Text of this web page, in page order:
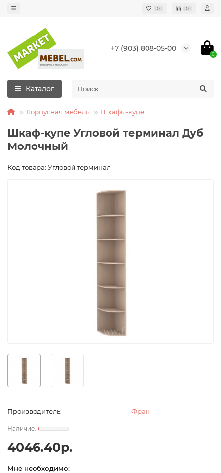
0 0
+7 (903) 808-05-00
0
Каталог
Корпусная мебель Шкафы-купе
Шкаф-купе Угловой терминал Дуб
Молочный
Код товара: Угловой терминал
Производитель: Фран
4046.40р.
Мне необходимо: